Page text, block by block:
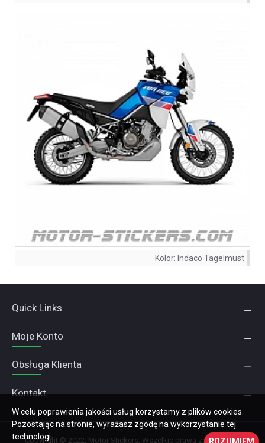
Kolor: Indaco Tagelmust
Quick Links
Moje Konto
Obsługa Klienta
Kontakt
Copyright © 2022, Motor Stickers, Wszelkie prawa zastrzeżone
W celu poprawienia jakości usług korzystamy z plików cookies.
Pozostając na stronie, wyrażasz zgodę na wykorzystanie tej
technologi.